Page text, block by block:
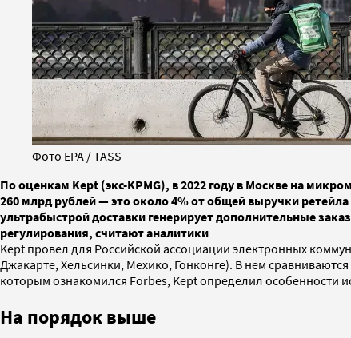
Фото EPA / TASS
По оценкам Kept (экс-KPMG), в 2022 году в Москве на
260 млрд рублей — это около 4% от общей выручки
ультрабыстрой доставки генерирует дополнительные
регулирования, считают аналитики
Kept провел для Российской ассоциации электронных
Джакарте, Хельсинки, Мехико, Гонконге). В нем
которым ознакомился Forbes, Kept определил особенности
На порядок выше